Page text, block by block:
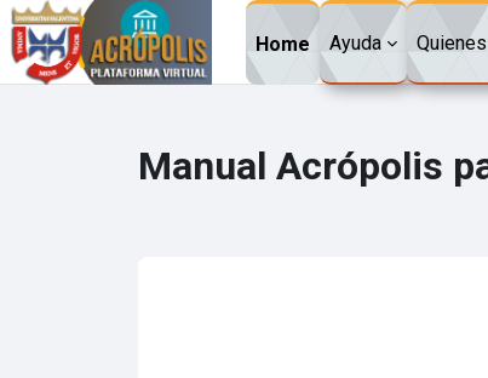
Skip to main content
Home
Ayuda
Manual Acrópolis